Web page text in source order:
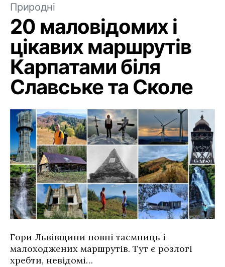
Природні
20 маловідомих і
цікавих маршрутів
Карпатами біля
Славське та Сколе
Гори Львівщини повні таємниць і
малоходжених маршрутів. Тут є розлогі
хребти, невідомі…